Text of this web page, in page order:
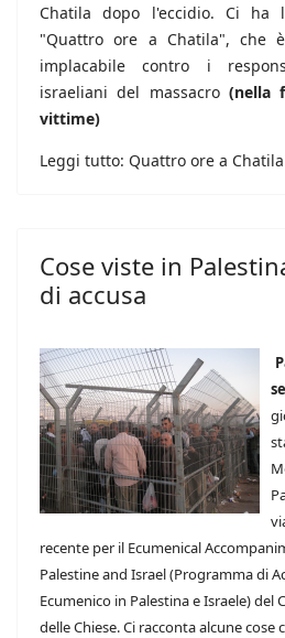
Chatila dopo l'eccidio. Ci ha
"Quattro ore a Chatila", che
implacabile contro i
israeliani del massacro (nella
vittime)
Leggi tutto: Quattro ore a Chatila
Cose viste in
di accusa
recente per il Ecumenical
Palestine and Israel (Programma di
Ecumenico in Palestina e Israele) del
delle Chiese. Ci racconta alcune cose